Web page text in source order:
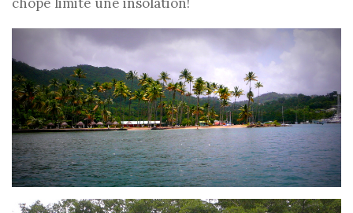
chope limite une insolation!